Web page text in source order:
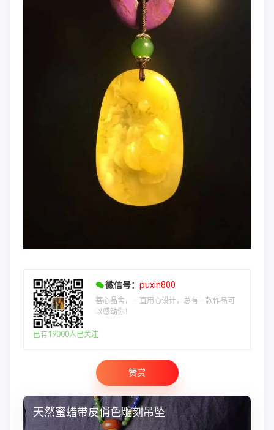
微信号： puxin800
菩心晶舍，一直用心设计，总有一款作品可
以感动你！
已有19000人已关注
赞赏
天然蜜蜡带皮俏色雕刻吊坠